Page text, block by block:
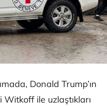
Donald Trump’ın
ile uzlaştıkları